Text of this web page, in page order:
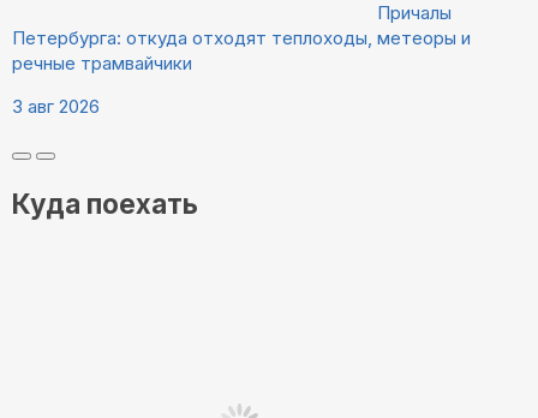
Причалы
Петербурга: откуда отходят теплоходы, метеоры и
речные трамвайчики
3 авг 2026
Куда поехать